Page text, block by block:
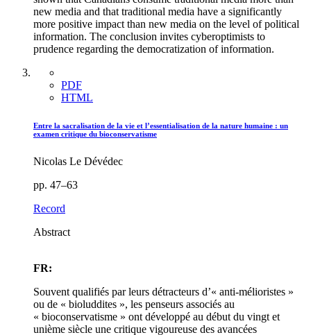
new media and that traditional media have a significantly
more positive impact than new media on the level of political
information. The conclusion invites cyberoptimists to
prudence regarding the democratization of information.
PDF
HTML
Entre la sacralisation de la vie et l’essentialisation de la nature humaine : un
examen critique du bioconservatisme
Nicolas Le Dévédec
pp. 47–63
Record
Abstract
FR:
Souvent qualifiés par leurs détracteurs d’« anti-mélioristes »
ou de « bioluddites », les penseurs associés au
« bioconservatisme » ont développé au début du vingt et
unième siècle une critique vigoureuse des avancées